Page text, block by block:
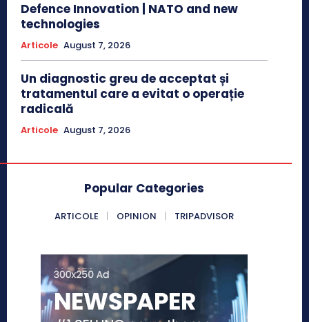
Defence Innovation | NATO and new
technologies
Articole August 7, 2026
Un diagnostic greu de acceptat și
tratamentul care a evitat o operație
radicală
Articole August 7, 2026
Popular Categories
ARTICOLE OPINION TRIPADVISOR